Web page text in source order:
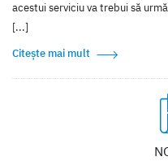
acestui serviciu va trebui să
[...]
Citește mai mult